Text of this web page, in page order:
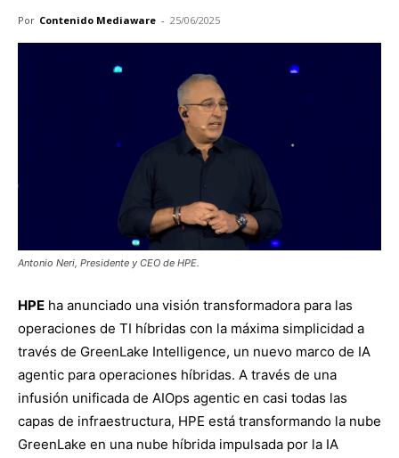
Por Contenido Mediaware - 25/06/2025
Antonio Neri, Presidente y CEO de HPE.
HPE ha anunciado una visión transformadora para las
operaciones de TI híbridas con la máxima simplicidad a
través de GreenLake Intelligence, un nuevo marco de IA
agentic para operaciones híbridas. A través de una
infusión unificada de AIOps agentic en casi todas las
capas de infraestructura, HPE está transformando la nube
GreenLake en una nube híbrida impulsada por la IA